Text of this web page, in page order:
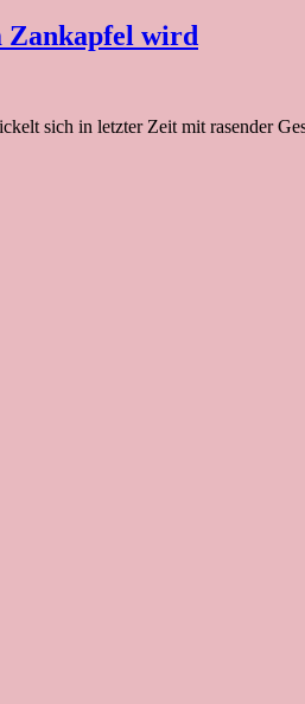
Zankapfel wird
sich in letzter Zeit mit rasender